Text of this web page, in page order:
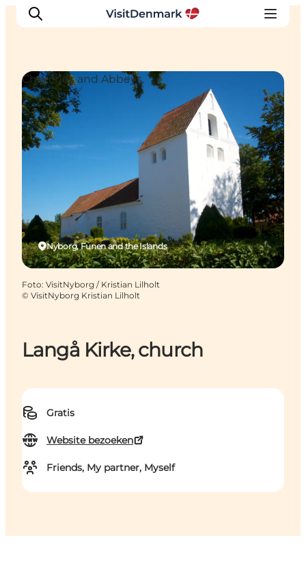
Inspiratie
Bestemmingen
Wat te doen
Accommodaties
Plan je reis
Langå Kirke, church
Gratis
Website bezoeken
Friends, My partner, Myself
Nyborg, Funen and the Islands
Churches and Abbeys
Foto: VisitNyborg / Kristian Lilholt
© VisitNyborg Kristian Lilholt